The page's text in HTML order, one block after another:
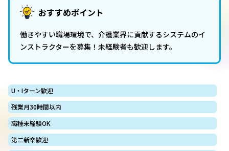
おすすめポイント
働きやすい職場環境で、介護業界に貢献するシステムのイ
ンストラクターを募集！未経験者も歓迎します。
U・Iターン歓迎
残業月30時間以内
職種未経験OK
第二新卒歓迎